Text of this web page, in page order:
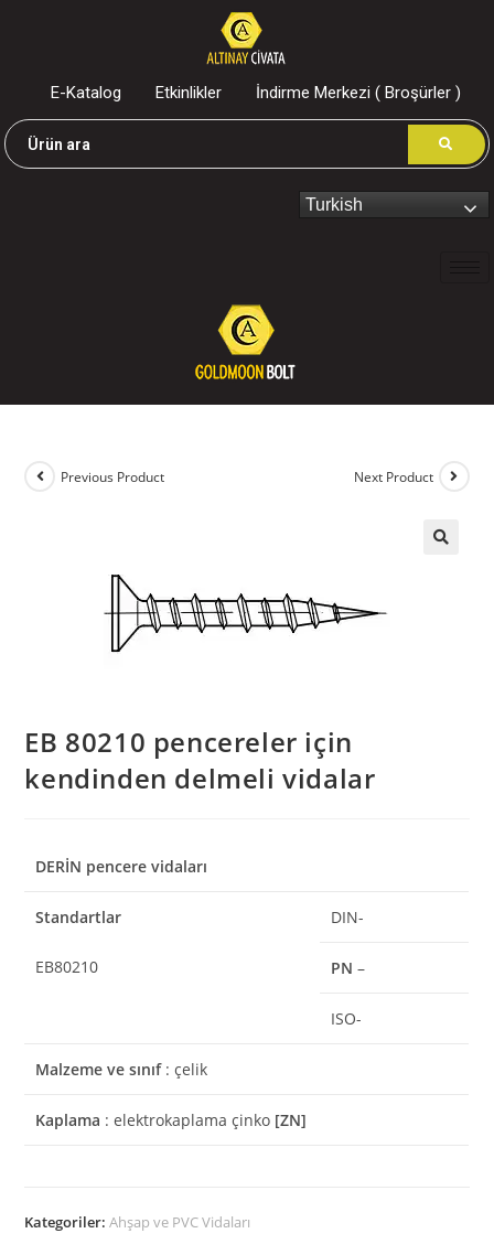
E-Katalog Etkinlikler İndirme Merkezi ( Broşürler )
Turkish
Previous Product Next Product
EB 80210 pencereler için
kendinden delmeli vidalar
DERİN pencere vidaları
Standartlar
EB80210
DIN-
PN –
ISO-
Malzeme ve sınıf: çelik
Kaplama : elektrokaplama çinko [ZN]
Kategoriler:Ahşap ve PVC Vidaları